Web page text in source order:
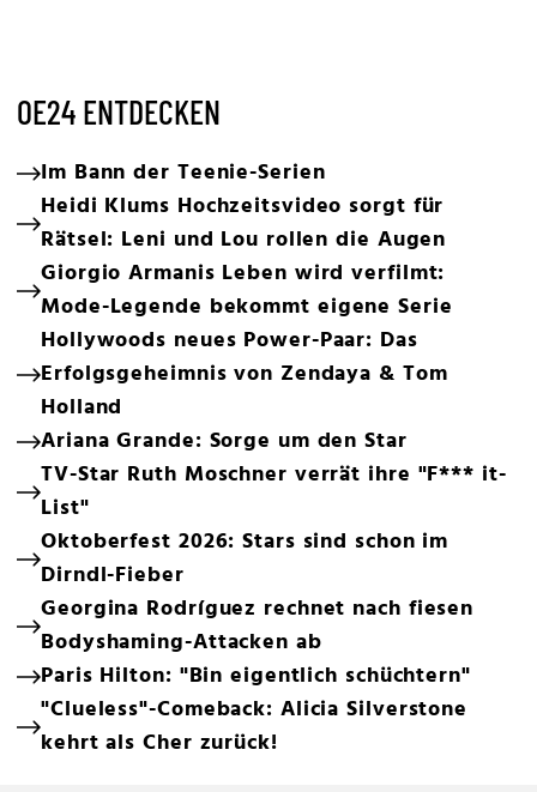
OE24 ENTDECKEN
Im Bann der Teenie-Serien
Heidi Klums Hochzeitsvideo sorgt für
Rätsel: Leni und Lou rollen die Augen
Giorgio Armanis Leben wird verfilmt:
Mode-Legende bekommt eigene Serie
Hollywoods neues Power-Paar: Das
Erfolgsgeheimnis von Zendaya & Tom
Holland
Ariana Grande: Sorge um den Star
TV-Star Ruth Moschner verrät ihre "F*** it-
List"
Oktoberfest 2026: Stars sind schon im
Dirndl-Fieber
Georgina Rodríguez rechnet nach fiesen
Bodyshaming-Attacken ab
Paris Hilton: "Bin eigentlich schüchtern"
"Clueless"-Comeback: Alicia Silverstone
kehrt als Cher zurück!